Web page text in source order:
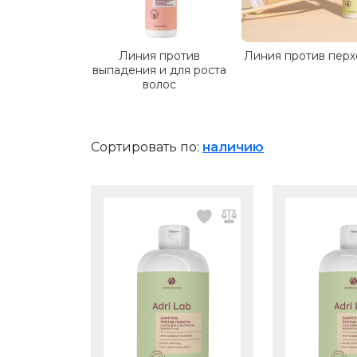
Линия против
выпадения и для роста
волос
Линия против
Сортировать по: наличию